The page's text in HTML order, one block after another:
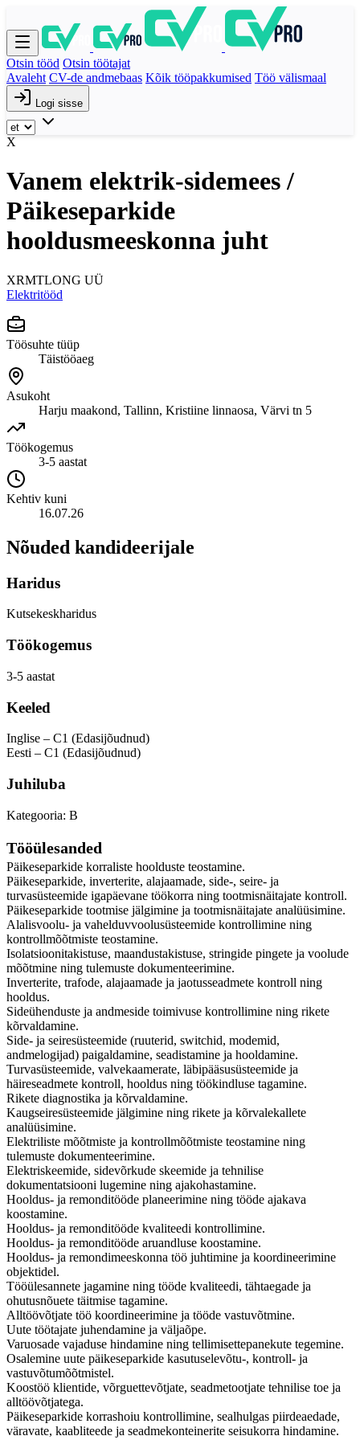
Otsin tööd Otsin töötajat
Avaleht CV-de andmebaas Kõik tööpakkumised Töö välismaal
Logi sisse
X
Vanem elektrik-sidemees /
Päikeseparkide
hooldusmeeskonna juht
XRMTLONG UÜ
Elektritööd
Töösuhte tüüp
Täistööaeg
Asukoht
Harju maakond, Tallinn, Kristiine linnaosa, Värvi tn 5
Töökogemus
3-5 aastat
Kehtiv kuni
16.07.26
Nõuded kandideerijale
Haridus
Kutsekeskharidus
Töökogemus
3-5 aastat
Keeled
Inglise – C1 (Edasijõudnud)
Eesti – C1 (Edasijõudnud)
Juhiluba
Kategooria: B
Tööülesanded
Päikeseparkide korraliste hoolduste teostamine.
Päikeseparkide, inverterite, alajaamade, side-, seire- ja
turvasüsteemide igapäevane töökorra ning tootmisnäitajate kontroll.
Päikeseparkide tootmise jälgimine ja tootmisnäitajate analüüsimine.
Alalisvoolu- ja vahelduvvoolusüsteemide kontrollimine ning
kontrollmõõtmiste teostamine.
Isolatsioonitakistuse, maandustakistuse, stringide pingete ja voolude
mõõtmine ning tulemuste dokumenteerimine.
Inverterite, trafode, alajaamade ja jaotusseadmete kontroll ning
hooldus.
Sideühenduste ja andmeside toimivuse kontrollimine ning rikete
kõrvaldamine.
Side- ja seiresüsteemide (ruuterid, switchid, modemid,
andmelogijad) paigaldamine, seadistamine ja hooldamine.
Turvasüsteemide, valvekaamerate, läbipääsusüsteemide ja
häireseadmete kontroll, hooldus ning töökindluse tagamine.
Rikete diagnostika ja kõrvaldamine.
Kaugseiresüsteemide jälgimine ning rikete ja kõrvalekallete
analüüsimine.
Elektriliste mõõtmiste ja kontrollmõõtmiste teostamine ning
tulemuste dokumenteerimine.
Elektriskeemide, sidevõrkude skeemide ja tehnilise
dokumentatsiooni lugemine ning ajakohastamine.
Hooldus- ja remonditööde planeerimine ning tööde ajakava
koostamine.
Hooldus- ja remonditööde kvaliteedi kontrollimine.
Hooldus- ja remonditööde aruandluse koostamine.
Hooldus- ja remondimeeskonna töö juhtimine ja koordineerimine
objektidel.
Tööülesannete jagamine ning tööde kvaliteedi, tähtaegade ja
ohutusnõuete täitmise tagamine.
Alltöövõtjate töö koordineerimine ja tööde vastuvõtmine.
Uute töötajate juhendamine ja väljaõpe.
Varuosade vajaduse hindamine ning tellimisettepanekute tegemine.
Osalemine uute päikeseparkide kasutuselevõtu-, kontroll- ja
vastuvõtumõõtmistel.
Koostöö klientide, võrguettevõtjate, seadmetootjate tehnilise toe ja
alltöövõtjatega.
Päikeseparkide korrashoiu kontrollimine, sealhulgas piirdeaedade,
väravate, kaabliteede ja seadmekonteinerite seisukorra hindamine.